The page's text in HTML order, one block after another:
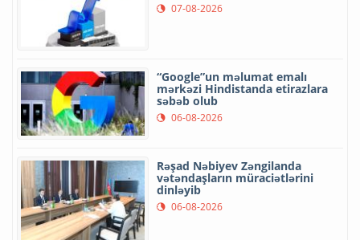
07-08-2026
“Google”un məlumat emalı
mərkəzi Hindistanda etirazlara
səbəb olub
06-08-2026
Rəşad Nəbiyev Zəngilanda
vətəndaşların müraciətlərini
dinləyib
06-08-2026